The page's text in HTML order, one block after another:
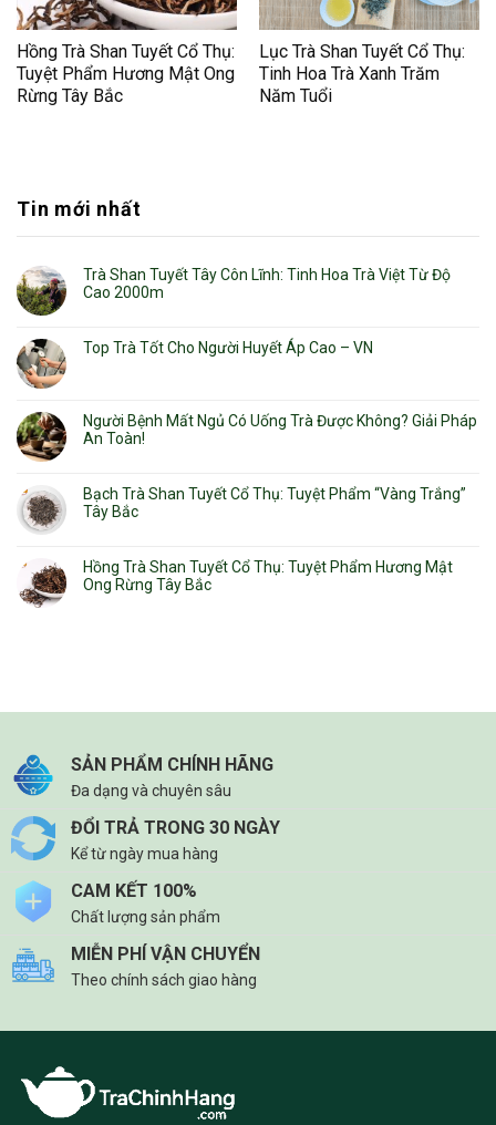
Tin mới nhất
Trà Shan Tuyết Tây Côn Lĩnh: Tinh Hoa Trà Việt Từ Độ
Cao 2000m
Top Trà Tốt Cho Người Huyết Áp Cao – VN
Người Bệnh Mất Ngủ Có Uống Trà Được Không? Giải Pháp
An Toàn!
Bạch Trà Shan Tuyết Cổ Thụ: Tuyệt Phẩm “Vàng Trắng”
Tây Bắc
Hồng Trà Shan Tuyết Cổ Thụ: Tuyệt Phẩm Hương Mật
Ong Rừng Tây Bắc
Hồng Trà Shan Tuyết Cổ Thụ:
Tuyệt Phẩm Hương Mật Ong
Rừng Tây Bắc
Lục Trà Shan Tuyết Cổ Thụ:
Tinh Hoa Trà Xanh Trăm
Năm Tuổi
SẢN PHẨM CHÍNH HÃNG
Đa dạng và chuyên sâu
ĐỔI TRẢ TRONG 30 NGÀY
Kể từ ngày mua hàng
CAM KẾT 100%
Chất lượng sản phẩm
MIỄN PHÍ VẬN CHUYỂN
Theo chính sách giao hàng